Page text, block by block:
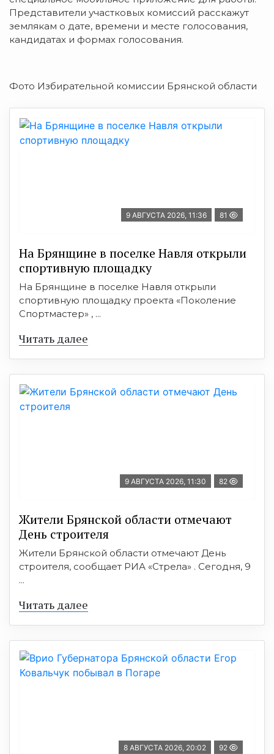
Представители участковых комиссий расскажут
землякам о дате, времени и месте голосования,
кандидатах и формах голосования.
Фото Избирательной комиссии Брянской области
9 АВГУСТА 2026, 11:36 81
На Брянщине в поселке Навля открыли
спортивную площадку
На Брянщине в поселке Навля открыли
спортивную площадку проекта «Поколение
Спортмастер» , ...
Читать далее
9 АВГУСТА 2026, 11:30 82
Жители Брянской области отмечают
День строителя
Жители Брянской области отмечают День
строителя, сообщает РИА «Стрела» . Сегодня, 9
...
Читать далее
8 АВГУСТА 2026, 20:02 92